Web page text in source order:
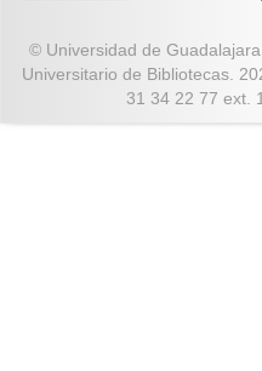
© Universidad de
Universitario de Bibliotecas.
31 34 22 77 ext.